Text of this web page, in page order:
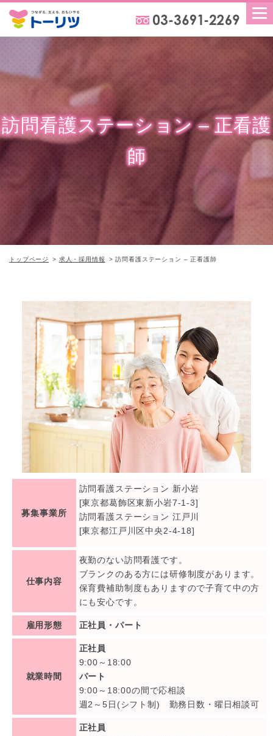
訪問看護ステーション – 正看護
師
トップページ 求人・採用情報 訪問看護ステーション – 正看護師
募集事業所
訪問看護ステーション 新小岩
[東京都葛飾区東新小岩7-1-3]
訪問看護ステーション 江戸川
[東京都江戸川区中央2-4-18]
仕事内容
夜勤のない訪問看護です。
ブランクのある方には研修制度があります。
保育費補助制度もありますので子育て中の方
にも安心です。
雇用形態 正社員・パート
就業時間
正社員
9:00～18:00
パート
9:00～18:00の間で応相談
週2～5日(シフト制) 勤務日数・曜日相談可
正社員